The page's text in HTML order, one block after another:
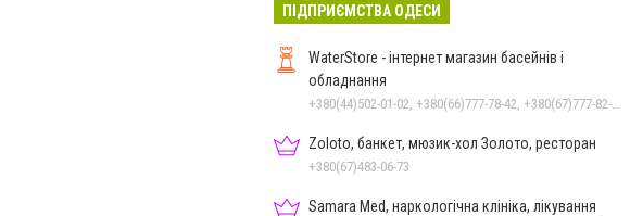
ПІДПРИЄМСТВА ОДЕСИ
WaterStore - інтернет магазин басейнів і
обладнання
Zoloto, банкет, мюзик-хол Золото, ресторан
+380(67)483-06-73
Samara Med, наркологічна клініка, лікування